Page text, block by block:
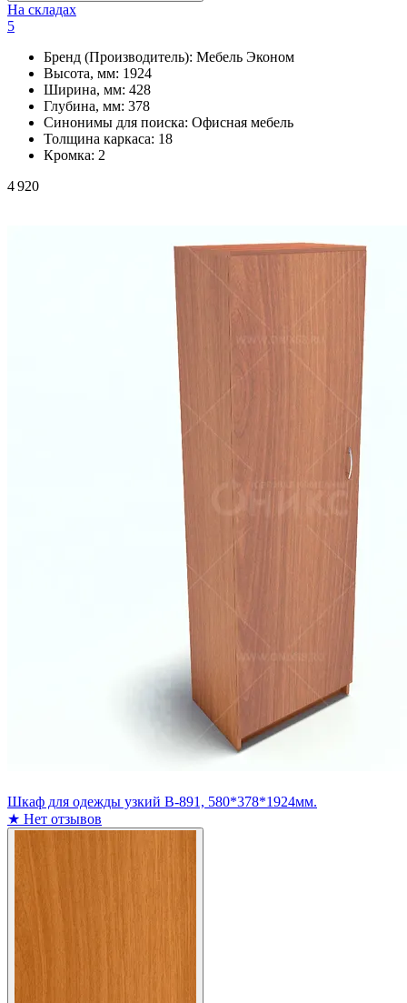
На складах
5
Бренд (Производитель): Мебель Эконом
Высота, мм: 1924
Ширина, мм: 428
Глубина, мм: 378
Синонимы для поиска: Офисная мебель
Толщина каркаса: 18
Кромка: 2
4 920
Шкаф для одежды узкий В-891, 580*378*1924мм.
★ Нет отзывов